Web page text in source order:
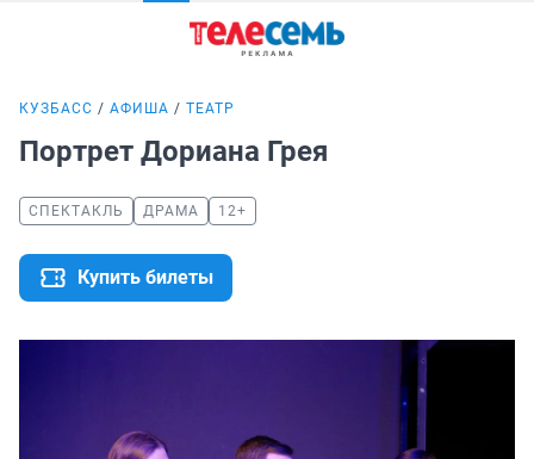
КУЗБАСС АФИША ТЕАТР
Портрет Дориана Грея
СПЕКТАКЛЬ ДРАМА 12+
Купить билеты